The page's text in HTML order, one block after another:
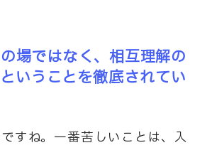
場ではなく、相互理解の
いうことを徹底されてい
すね。一番苦しいことは、入